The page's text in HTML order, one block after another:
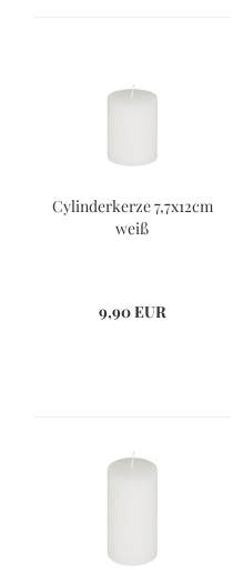
Cylinderkerze 7,7x12cm
weiß
9,90 EUR